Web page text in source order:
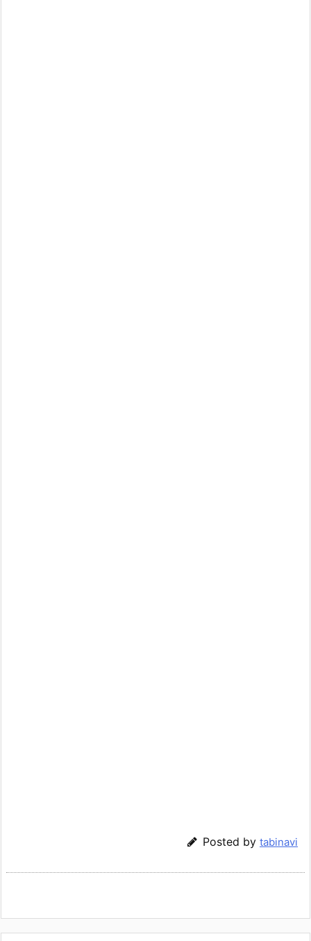
Posted by tabinavi